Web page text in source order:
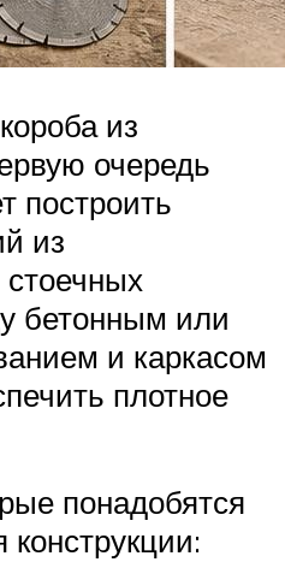
из
очередь
построить
из
бетонным или
и каркасом
плотное
понадобятся
конструкции: